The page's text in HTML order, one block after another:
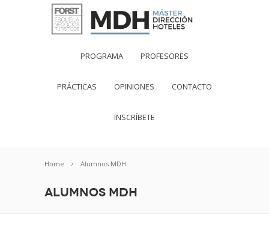
PROGRAMA PROFESORES
PRÁCTICAS OPINIONES CONTACTO
INSCRÍBETE
Home Alumnos MDH
Alumnos MDH